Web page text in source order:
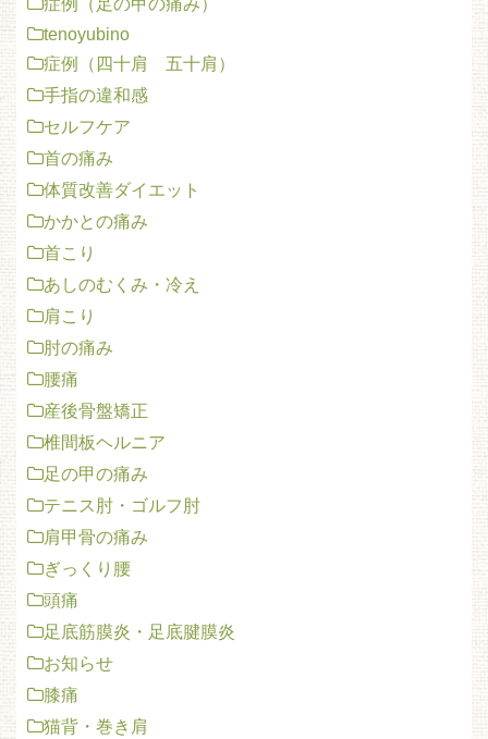
tenoyubino
症例（四十肩 五十肩）
手指の違和感
セルフケア
首の痛み
体質改善ダイエット
かかとの痛み
首こり
あしのむくみ・冷え
肩こり
肘の痛み
腰痛
産後骨盤矯正
椎間板ヘルニア
足の甲の痛み
テニス肘・ゴルフ肘
肩甲骨の痛み
ぎっくり腰
頭痛
足底筋膜炎・足底腱膜炎
お知らせ
膝痛
猫背・巻き肩